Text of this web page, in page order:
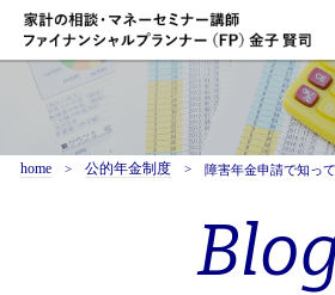
home 公的年金制度 障害年金申請で知っ